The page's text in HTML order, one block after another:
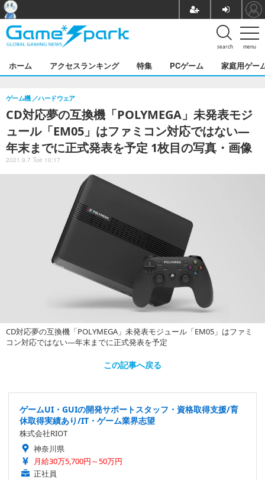
menu
search
ホーム アクセスランキング 特集 PCゲーム 家庭用ゲー
CD対応夢の互換機「POLYMEGA」未発表モジ
ュール「EM05」はファミコン対応ではない―
年末までに正式発表を予定 1枚目の写真・画像
ゲーム機 ハードウェア
2021.9.7 Tue 10:17
CD対応夢の互換機「POLYMEGA」未発表モジュール「EM05」はファミ
コン対応ではない―年末までに正式発表を予定
この記事へ戻る
ゲームUI・GUIの開発サポートスタッフ・資格取得支援/育
休取得実績あり/IT・ゲーム業界志望
株式会社RIOT
神奈川県
月給30万5,700円～50万円
正社員